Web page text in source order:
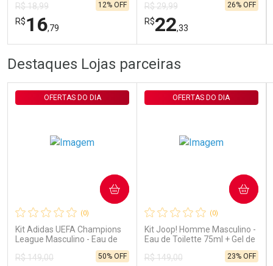
R$ 18,99
R$16,79
12% OFF
FECHAR
Laboratório
Comprar sem Desconto
Por R$ 16,79/cada
FECHAR
Por Menos
Comprar sem Desconto
Por R$ 16,79/cada
R$ 29,99
R$22,33
26% OFF
Comprar sem Desconto
Por R$ 22,33/cada
Por Menos
Comprar sem Desconto
Por R$ 22,33/cada
Destaques Lojas parceiras
(0)
Kit Adidas UEFA Champions
League Masculino - Eau de
Toilette 100ml + Shower Gel
250ml
OFERTAS DO DIA
R$ 149,00
50% OFF
COMPRAR
(0)
Kit Joop! Homme Masculino -
Eau de Toilette 75ml + Gel de
OFERTAS DO DIA
R$ 149,00
23% OFF
COMPRAR